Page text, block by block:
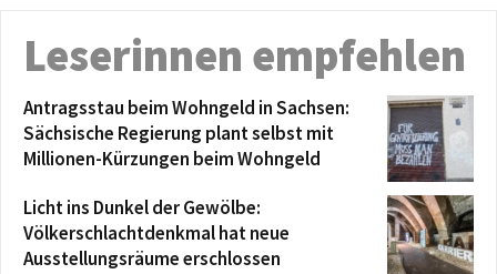
Leserinnen empfehlen
Antragsstau beim Wohngeld in Sachsen:
Sächsische Regierung plant selbst mit
Millionen-Kürzungen beim Wohngeld
Licht ins Dunkel der Gewölbe:
Völkerschlachtdenkmal hat neue
Ausstellungsräume erschlossen